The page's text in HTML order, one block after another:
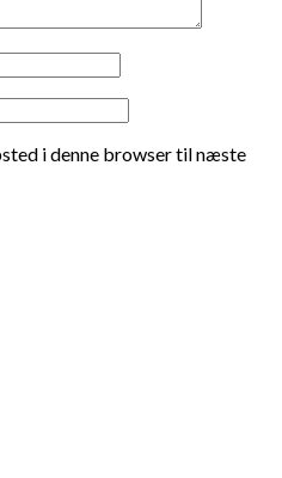
i denne browser til næste